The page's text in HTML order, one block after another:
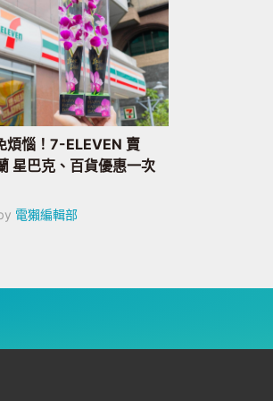
煩惱！7-ELEVEN 賣
星巴克、百貨優惠一次
電獺編輯部